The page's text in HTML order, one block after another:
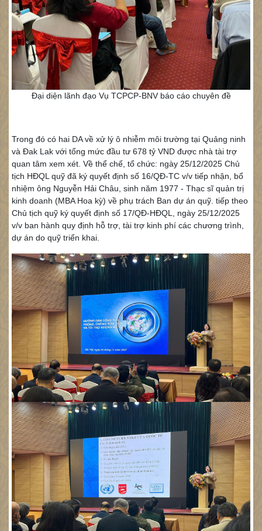
Đại diện lãnh đạo Vụ TCPCP-BNV báo cáo chuyên đề
Trong đó có hai DA về xử lý ô nhiễm môi trường tại Quảng ninh
và Đak Lak với tổng mức đầu tư 678 tỷ VND được nhà tài trợ
quan tâm xem xét. Về thể chế, tổ chức: ngày 25/12/2025 Chủ
tịch HĐQL quỹ đã ký quyết định số 16/QĐ-TC v/v tiếp nhận, bổ
nhiệm ông Nguyễn Hải Châu, sinh năm 1977 - Thạc sĩ quản trị
kinh doanh (MBA Hoa kỳ) về phụ trách Ban dự án quỹ. tiếp theo
Chủ tịch quỹ ký quyết định số 17/QĐ-HĐQL, ngày 25/12/2025
v/v ban hành quy định hỗ trợ, tài trợ kinh phí các chương trình,
dự án do quỹ triển khai.